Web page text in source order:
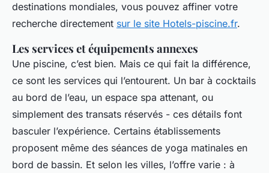
destinations mondiales, vous pouvez affiner votre
recherche directement sur le site Hotels-piscine.fr.
Les services et équipements annexes
Une piscine, c’est bien. Mais ce qui fait la différence,
ce sont les services qui l’entourent. Un bar à cocktails
au bord de l’eau, un espace spa attenant, ou
simplement des transats réservés - ces détails font
basculer l’expérience. Certains établissements
proposent même des séances de yoga matinales en
bord de bassin. Et selon les villes, l’offre varie : à